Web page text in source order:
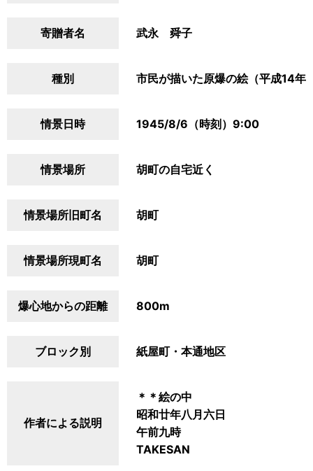
寄贈者名 武永 舜子
種別 市民が描いた原爆の絵（平成14年
情景日時 1945/8/6（時刻）9:00
情景場所 胡町の自宅近く
情景場所旧町名 胡町
情景場所現町名 胡町
爆心地からの距離 800m
ブロック別 紙屋町・本通地区
作者による説明
＊＊絵の中
昭和廿年八月六日
午前九時
TAKESAN